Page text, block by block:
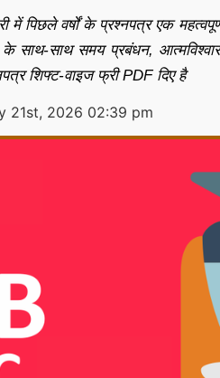
में पिछले वर्षों के प्रश्नपत्र एक
साथ-साथ समय प्रबंधन,
शिफ्ट-वाइज फ्री PDF दिए है
21st, 2026 02:39 pm